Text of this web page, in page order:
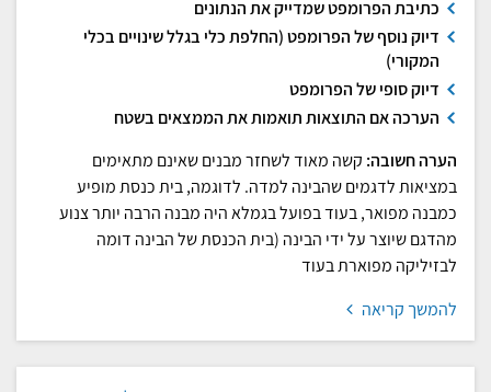
כתיבת הפרומפט שמדייק את הנתונים
דיוק נוסף של הפרומפט (החלפת כלי בגלל שינויים בכלי
המקורי)
דיוק סופי של הפרומפט
הערכה אם התוצאות תואמות את הממצאים בשטח
הערה חשובה: קשה מאוד לשחזר מבנים שאינם מתאימים
במציאות לדגמים שהבינה למדה. לדוגמה, בית כנסת מופיע
כמבנה מפואר, בעוד בפועל בגמלא היה מבנה הרבה יותר צנוע
מהדגם שיוצר על ידי הבינה (בית הכנסת של הבינה דומה
לבזיליקה מפוארת בעוד
להמשך קריאה